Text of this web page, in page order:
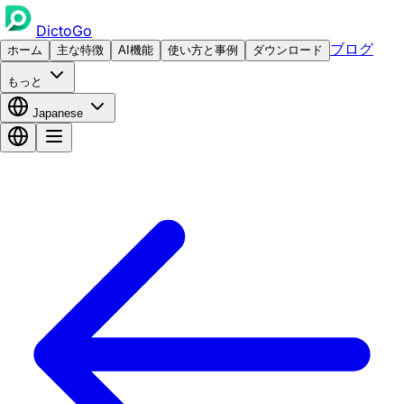
DictoGo
ホーム 主な特徴 AI機能 使い方と事例 ダウンロード ブログ
もっと
Japanese